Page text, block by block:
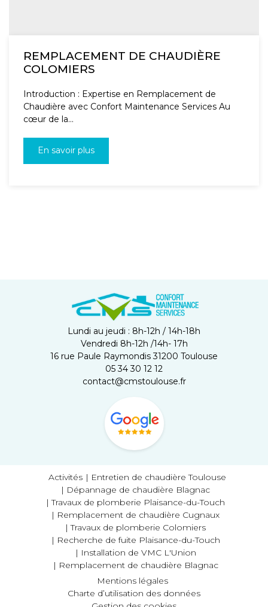
REMPLACEMENT DE CHAUDIÈRE
COLOMIERS
Introduction : Expertise en Remplacement de
Chaudière avec Confort Maintenance Services Au
cœur de la...
En savoir plus
Lundi au jeudi : 8h-12h / 14h-18h
Vendredi 8h-12h /14h- 17h
16 rue Paule Raymondis 31200 Toulouse
05 34 30 12 12
contact@cmstoulouse.fr
Activités
Entretien de chaudière Toulouse
Dépannage de chaudière Blagnac
Travaux de plomberie Plaisance-du-Touch
Remplacement de chaudière Cugnaux
Travaux de plomberie Colomiers
Recherche de fuite Plaisance-du-Touch
Installation de VMC L'Union
Remplacement de chaudière Blagnac
Mentions légales
Charte d’utilisation des données